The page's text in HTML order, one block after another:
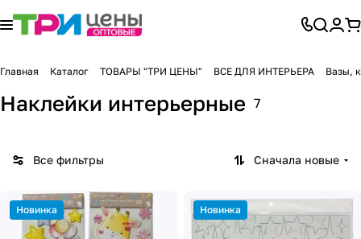
Главная Каталог ТОВАРЫ "ТРИ ЦЕНЫ" ВСЕ ДЛЯ ИНТЕРЬЕРА Вазы,
Наклейки интерьерные 7
Все фильтры Сначала новые
Новинка Новинка